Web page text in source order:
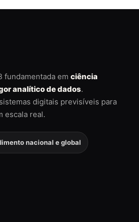
fundamentada em ciência
analítico de dados.
digitais previsíveis para
escala real.
nacional e global